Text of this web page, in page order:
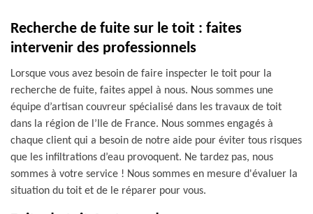
Recherche de fuite sur le toit : faites
intervenir des professionnels
Lorsque vous avez besoin de faire inspecter le toit pour la
recherche de fuite, faites appel à nous. Nous sommes une
équipe d’artisan couvreur spécialisé dans les travaux de toit
dans la région de l’Ile de France. Nous sommes engagés à
chaque client qui a besoin de notre aide pour éviter tous risques
que les infiltrations d’eau provoquent. Ne tardez pas, nous
sommes à votre service ! Nous sommes en mesure d'évaluer la
situation du toit et de le réparer pour vous.